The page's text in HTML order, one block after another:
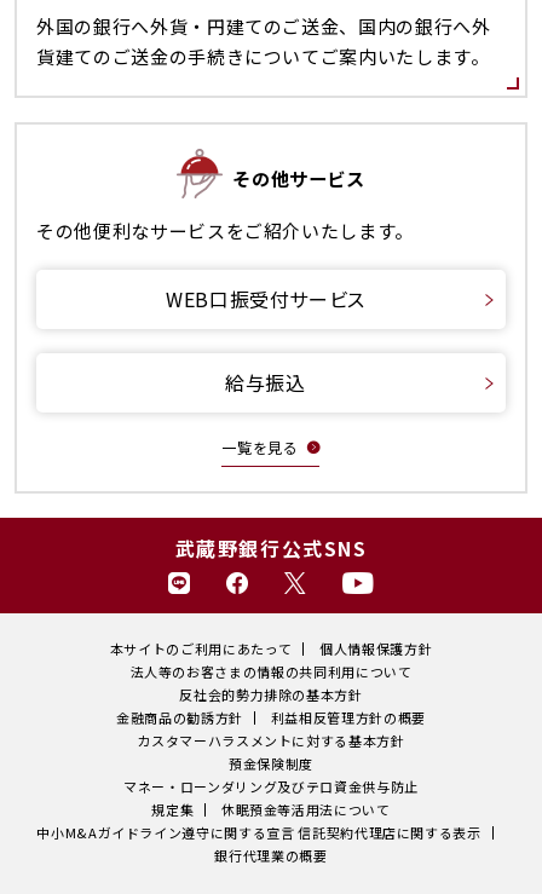
外国の銀行へ外貨・円建てのご送金、国内の銀行へ外
貨建てのご送金の手続きについてご案内いたします。
その他サービス
その他便利なサービスをご紹介いたします。
WEB口振受付サービス
給与振込
一覧を見る
武蔵野銀行公式SNS
本サイトのご利用にあたって
個人情報保護方針
法人等のお客さまの情報の共同利用について
反社会的勢力排除の基本方針
金融商品の勧誘方針
利益相反管理方針の概要
カスタマーハラスメントに対する基本方針
預金保険制度
マネー・ローンダリング及びテロ資金供与防止
規定集
休眠預金等活用法について
中小M&Aガイドライン遵守に関する宣言 信託契約代理店に関する表示
銀行代理業の概要